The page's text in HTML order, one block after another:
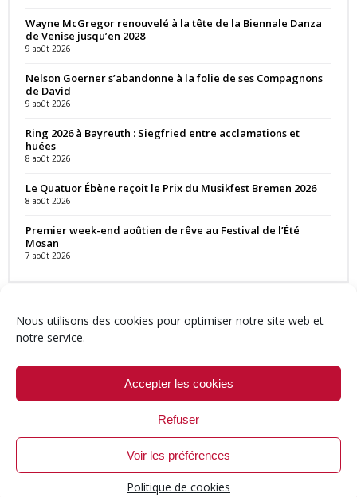
Nous utilisons des cookies pour optimiser notre site web et
notre service.
Accepter les cookies
Refuser
Voir les préférences
Politique de cookies
Wayne McGregor renouvelé à la tête de la Biennale Danza
de Venise jusqu’en 2028
9 août 2026
Nelson Goerner s’abandonne à la folie de ses Compagnons
de David
9 août 2026
Ring 2026 à Bayreuth : Siegfried entre acclamations et
huées
8 août 2026
Le Quatuor Ébène reçoit le Prix du Musikfest Bremen 2026
8 août 2026
Premier week-end aoûtien de rêve au Festival de l’Été
Mosan
7 août 2026
© 1999-2026 ResMusica.net Tous droits réservés.